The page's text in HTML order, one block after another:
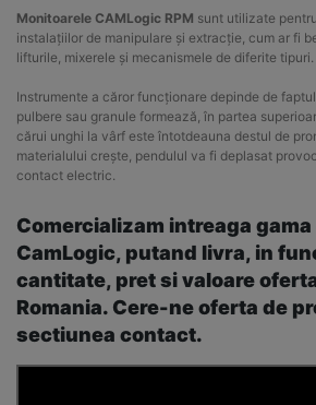
Monitoarele CAMLogic RPM sunt utilizate
instalațiilor de manipulare și extracție, cum ar fi
lifturile, mixerele și mecanismele de diferite tipuri.
Instrumente a căror funcționare depinde de
pulbere sau granule formează, în partea
cărui unghi la vârf este întotdeauna destul de
materialului crește, pendulul va fi deplasat
contact electric.
Comercializam intreaga
CamLogic, putand livra, in
cantitate, pret si valoare
Romania. Cere-ne oferta de
sectiunea contact.